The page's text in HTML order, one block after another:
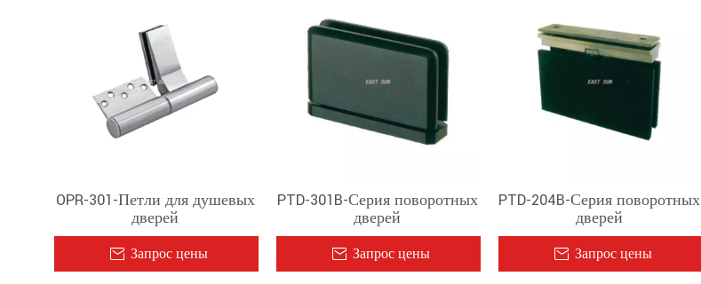
OPR-301-Петли для душевых
дверей
Запрос цены
PTD-301B-Серия поворотных
дверей
Запрос цены
PTD-204B-Серия поворотных
дверей
Запрос цены